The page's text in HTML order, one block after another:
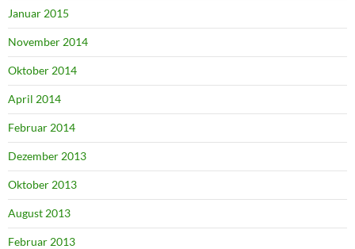
Januar 2015
November 2014
Oktober 2014
April 2014
Februar 2014
Dezember 2013
Oktober 2013
August 2013
Februar 2013